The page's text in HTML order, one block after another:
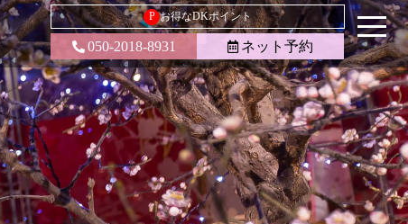
P お得なDKポイント
050-2018-8931 ネット予約